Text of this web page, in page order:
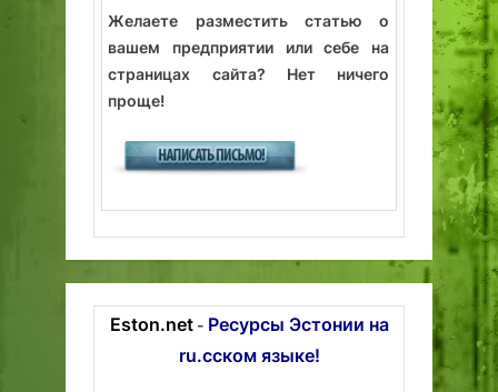
Желаете разместить статью о
вашем предприятии или себе на
страницах сайта? Нет ничего
проще!
Eston.net- Ресурсы Эстонии на
ru.сском языке!